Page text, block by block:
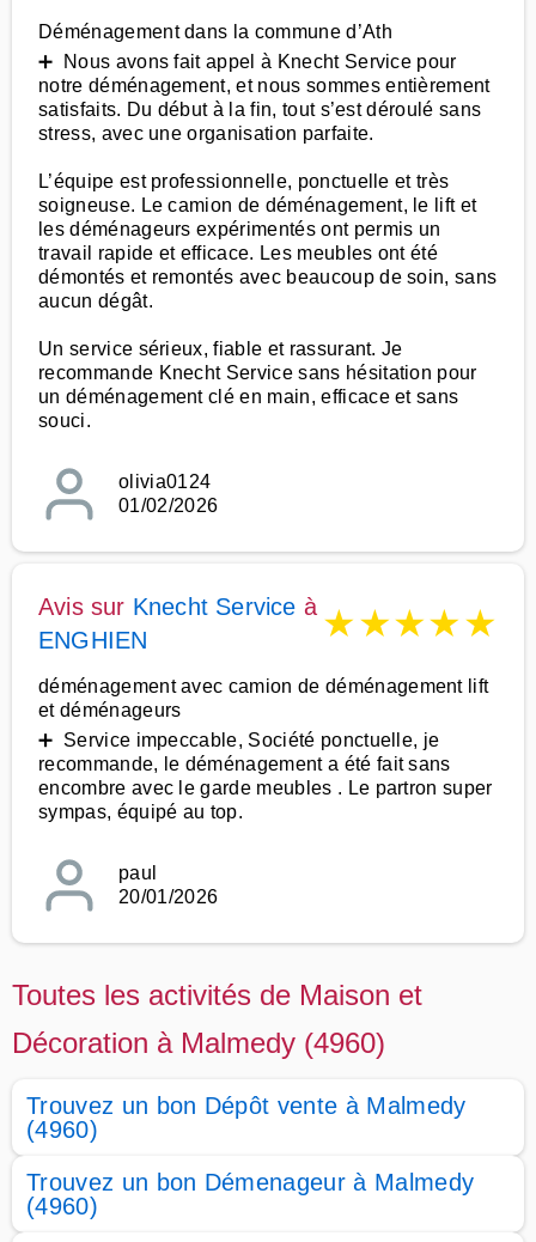
Déménagement dans la commune d’Ath
➕ Nous avons fait appel à Knecht Service pour
notre déménagement, et nous sommes entièrement
satisfaits. Du début à la fin, tout s’est déroulé sans
stress, avec une organisation parfaite.
L’équipe est professionnelle, ponctuelle et très
soigneuse. Le camion de déménagement, le lift et
les déménageurs expérimentés ont permis un
travail rapide et efficace. Les meubles ont été
démontés et remontés avec beaucoup de soin, sans
aucun dégât.
Un service sérieux, fiable et rassurant. Je
recommande Knecht Service sans hésitation pour
un déménagement clé en main, efficace et sans
souci.
olivia0124
01/02/2026
Avis sur Knecht Service à
ENGHIEN
★★★★★
déménagement avec camion de déménagement lift
et déménageurs
➕ Service impeccable, Société ponctuelle, je
recommande, le déménagement a été fait sans
encombre avec le garde meubles . Le partron super
sympas, équipé au top.
paul
20/01/2026
Toutes les activités de Maison et
Décoration à Malmedy (4960)
Trouvez un bon Dépôt vente à Malmedy
(4960)
Trouvez un bon Démenageur à Malmedy
(4960)